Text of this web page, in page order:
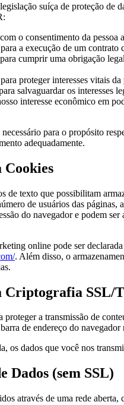
suíça de proteção
o consentimento da pessoa
a execução de um
cumprir uma obrigação
proteger interesses vitais
salvaguardar os interesses
interesse econômico em
para o propósito
adequadamente.
de texto que possibilitam
de usuários das
do navegador e podem
online pode ser
. Além disso, o
Criptografia SSL/
proteger a transmissão de
de endereço do
os dados que você nos
Dados (sem SSL)
através de uma rede